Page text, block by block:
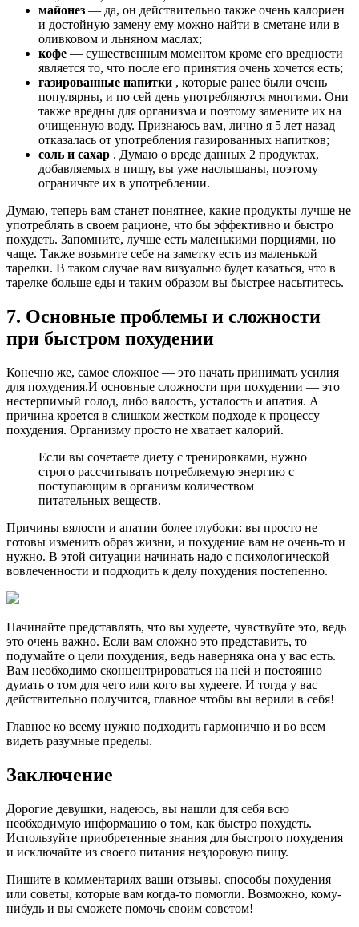
майонез — да, он действительно также очень калориен
и достойную замену ему можно найти в сметане или в
оливковом и льняном маслах;
кофе — существенным моментом кроме его вредности
является то, что после его принятия очень хочется есть;
газированные напитки , которые ранее были очень
популярны, и по сей день употребляются многими. Они
также вредны для организма и поэтому замените их на
очищенную воду. Признаюсь вам, лично я 5 лет назад
отказалась от употребления газированных напитков;
соль и сахар . Думаю о вреде данных 2 продуктах,
добавляемых в пищу, вы уже наслышаны, поэтому
ограничьте их в употреблении.
Думаю, теперь вам станет понятнее, какие продукты лучше не
употреблять в своем рационе, что бы эффективно и быстро
похудеть. Запомните, лучше есть маленькими порциями, но
чаще. Также возьмите себе на заметку есть из маленькой
тарелки. В таком случае вам визуально будет казаться, что в
тарелке больше еды и таким образом вы быстрее насытитесь.
7. Основные проблемы и сложности
при быстром похудении
Конечно же, самое сложное — это начать принимать усилия
для похудения.И основные сложности при похудении — это
нестерпимый голод, либо вялость, усталость и апатия. А
причина кроется в слишком жестком подходе к процессу
похудения. Организму просто не хватает калорий.
Если вы сочетаете диету с тренировками, нужно
строго рассчитывать потребляемую энергию с
поступающим в организм количеством
питательных веществ.
Причины вялости и апатии более глубоки: вы просто не
готовы изменить образ жизни, и похудение вам не очень-то и
нужно. В этой ситуации начинать надо с психологической
вовлеченности и подходить к делу похудения постепенно.
Начинайте представлять, что вы худеете, чувствуйте это, ведь
это очень важно. Если вам сложно это представить, то
подумайте о цели похудения, ведь наверняка она у вас есть.
Вам необходимо сконцентрироваться на ней и постоянно
думать о том для чего или кого вы худеете. И тогда у вас
действительно получится, главное чтобы вы верили в себя!
Главное ко всему нужно подходить гармонично и во всем
видеть разумные пределы.
Заключение
Дорогие девушки, надеюсь, вы нашли для себя всю
необходимую информацию о том, как быстро похудеть.
Используйте приобретенные знания для быстрого похудения
и исключайте из своего питания нездоровую пищу.
Пишите в комментариях ваши отзывы, способы похудения
или советы, которые вам когда-то помогли. Возможно, кому-
нибудь и вы сможете помочь своим советом!